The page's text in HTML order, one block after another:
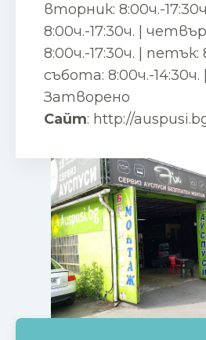
вторник: 8:00ч.-
8:00ч.-17:30ч. |
8:00ч.-17:30ч. | петък:
събота: 8:00ч.-14:30ч.
Затворено
Сайт: http://